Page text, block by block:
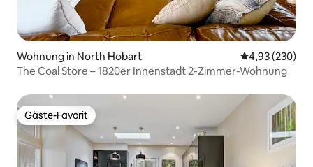
Wohnung in North Hobart
4,93 (230)
The Coal Store – 1820er Innenstadt 2-Zimmer-Wohnung
Gäste-Favorit
Gäste-Favorit